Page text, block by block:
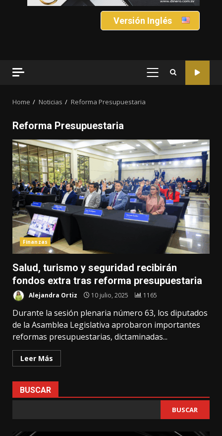
Versión Inglés
PRIMARY
Home Noticias Reforma Presupuestaria
Reforma Presupuestaria
Finanzas
Salud, turismo y seguridad recibirán
fondos extra tras reforma presupuestaria
Alejandra Ortiz 10 julio, 2025 1165
Durante la sesión plenaria número 63, los diputados
de la Asamblea Legislativa aprobaron importantes
reformas presupuestarias, dictaminadas...
Leer Más
BUSCAR
BUSCAR